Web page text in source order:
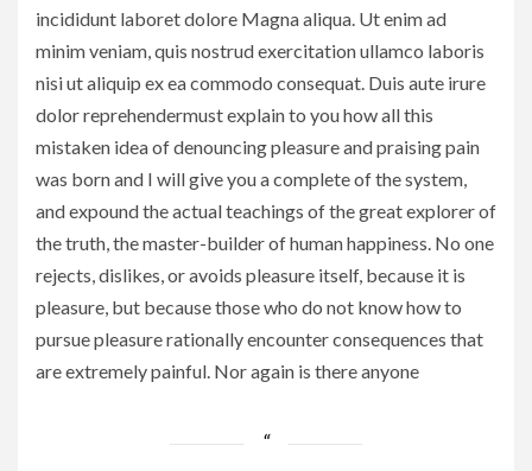
incididunt laboret dolore Magna aliqua. Ut enim ad
minim veniam, quis nostrud exercitation ullamco laboris
nisi ut aliquip ex ea commodo consequat. Duis aute irure
dolor reprehendermust explain to you how all this
mistaken idea of denouncing pleasure and praising pain
was born and I will give you a complete of the system,
and expound the actual teachings of the great explorer of
the truth, the master-builder of human happiness. No one
rejects, dislikes, or avoids pleasure itself, because it is
pleasure, but because those who do not know how to
pursue pleasure rationally encounter consequences that
are extremely painful. Nor again is there anyone